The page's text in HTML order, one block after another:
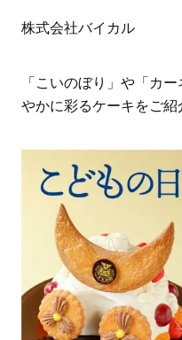
すす
ママとパパに贈る「ジ
ス学」
株式会社バイカル
「こいのぼり」や「カ
やかに彩るケーキをご紹